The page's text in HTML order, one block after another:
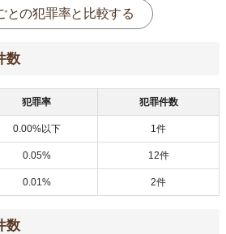
との犯罪率と比較する
数
犯罪率 犯罪件数
0.00%以下 1件
0.05% 12件
0.01% 2件
数